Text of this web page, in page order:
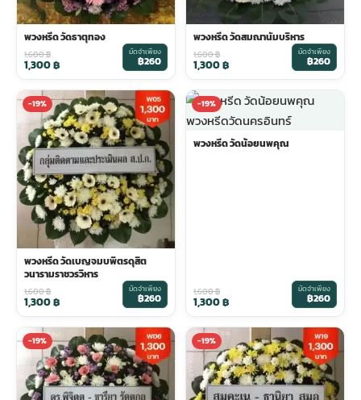
พวงหรีด วัดธาตุทอง
1,600฿
1,300฿
มัดจำเพียง
฿260
พวงหรีด วัดสมณานัมบริหาร
1,600฿
1,300฿
มัดจำเพียง
฿260
-19%
พวงหรีด วัดเบญจมบพิตรดุสิต
วนารามราชวรวิหาร
1,600฿
1,300฿
มัดจำเพียง
฿260
-19%
พวงหรีด วัดน้อยนพคุณ
1,600฿
1,300฿
มัดจำเพียง
฿260
-19% -19%